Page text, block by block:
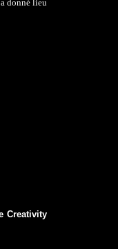
donné lieu
Creativity